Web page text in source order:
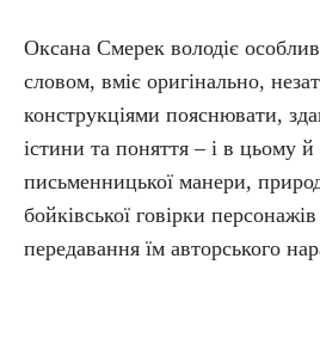
Оксана Смерек володіє
словом, вміє оригінально,
конструкціями пояснювати,
істини та поняття – і в цьому й
письменницької манери,
бойківської говірки персонажів
передавання їм авторського